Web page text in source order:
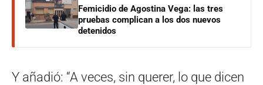
Femicidio de Agostina Vega: las tres
pruebas complican a los dos nuevos
detenidos
Y añadió: “A veces, sin querer, lo que dicen